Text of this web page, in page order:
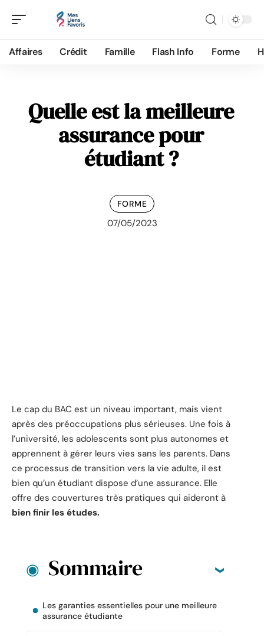
Affaires Crédit Famille Flash Info Forme
Quelle est la meilleure
assurance pour
étudiant ?
FORME
07/05/2023
Le cap du BAC est un niveau important, mais vient
après des préoccupations plus sérieuses. Une fois à
l’université, les adolescents sont plus autonomes et
apprennent à gérer leurs vies sans les parents. Dans
ce processus de transition vers la vie adulte, il est
bien qu’un étudiant dispose d’une assurance. Elle
offre des couvertures très pratiques qui aideront à
bien finir les études.
Sommaire
Les garanties essentielles pour une meilleure
assurance étudiante